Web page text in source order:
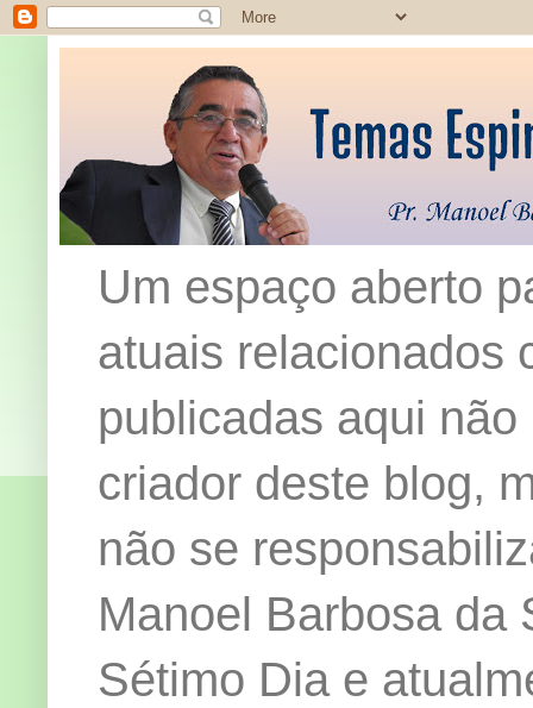
Um espaço aberto
atuais relacionados
publicadas aqui
criador deste blog,
não se
Manoel Barbosa da
Sétimo Dia e